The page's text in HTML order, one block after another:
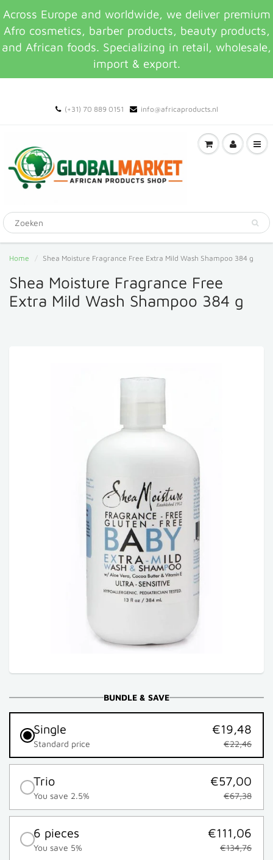
Across Europe and worldwide, we deliver premium
Afro cosmetics, barber products, beauty products,
and African foods. Specializing in retail, wholesale,
import & export.
(+31) 70 889 0151 info@africaproducts.nl
Home Shea Moisture Fragrance Free Extra Mild Wash Shampoo 384 g
Shea Moisture Fragrance Free
Extra Mild Wash Shampoo 384 g
BUNDLE & SAVE
Single
Standard price
€19,48
€22,46
Trio
You save 2.5%
€57,00
€67,38
6 pieces
You save 5%
€111,06
€134,76